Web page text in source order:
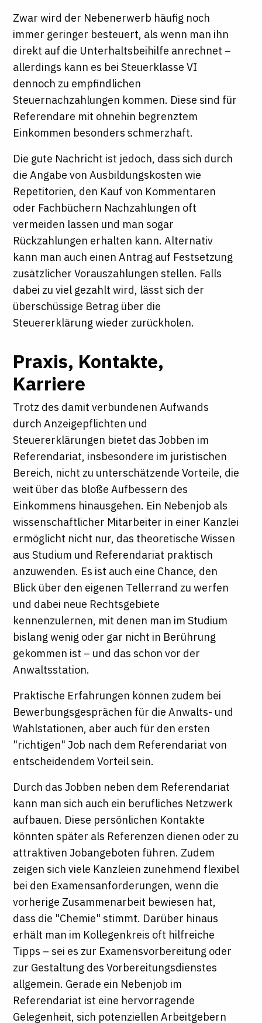
Zwar wird der Nebenerwerb häufig noch
immer geringer besteuert, als wenn man ihn
direkt auf die Unterhaltsbeihilfe anrechnet –
allerdings kann es bei Steuerklasse VI
dennoch zu empfindlichen
Steuernachzahlungen kommen. Diese sind für
Referendare mit ohnehin begrenztem
Einkommen besonders schmerzhaft.
Die gute Nachricht ist jedoch, dass sich durch
die Angabe von Ausbildungskosten wie
Repetitorien, den Kauf von Kommentaren
oder Fachbüchern Nachzahlungen oft
vermeiden lassen und man sogar
Rückzahlungen erhalten kann. Alternativ
kann man auch einen Antrag auf Festsetzung
zusätzlicher Vorauszahlungen stellen. Falls
dabei zu viel gezahlt wird, lässt sich der
überschüssige Betrag über die
Steuererklärung wieder zurückholen.
Praxis, Kontakte,
Karriere
Trotz des damit verbundenen Aufwands
durch Anzeigepflichten und
Steuererklärungen bietet das Jobben im
Referendariat, insbesondere im juristischen
Bereich, nicht zu unterschätzende Vorteile, die
weit über das bloße Aufbessern des
Einkommens hinausgehen. Ein Nebenjob als
wissenschaftlicher Mitarbeiter in einer Kanzlei
ermöglicht nicht nur, das theoretische Wissen
aus Studium und Referendariat praktisch
anzuwenden. Es ist auch eine Chance, den
Blick über den eigenen Tellerrand zu werfen
und dabei neue Rechtsgebiete
kennenzulernen, mit denen man im Studium
bislang wenig oder gar nicht in Berührung
gekommen ist – und das schon vor der
Anwaltsstation.
Praktische Erfahrungen können zudem bei
Bewerbungsgesprächen für die Anwalts- und
Wahlstationen, aber auch für den ersten
"richtigen" Job nach dem Referendariat von
entscheidendem Vorteil sein.
Durch das Jobben neben dem Referendariat
kann man sich auch ein berufliches Netzwerk
aufbauen. Diese persönlichen Kontakte
könnten später als Referenzen dienen oder zu
attraktiven Jobangeboten führen. Zudem
zeigen sich viele Kanzleien zunehmend flexibel
bei den Examensanforderungen, wenn die
vorherige Zusammenarbeit bewiesen hat,
dass die "Chemie" stimmt. Darüber hinaus
erhält man im Kollegenkreis oft hilfreiche
Tipps – sei es zur Examensvorbereitung oder
zur Gestaltung des Vorbereitungsdienstes
allgemein. Gerade ein Nebenjob im
Referendariat ist eine hervorragende
Gelegenheit, sich potenziellen Arbeitgebern